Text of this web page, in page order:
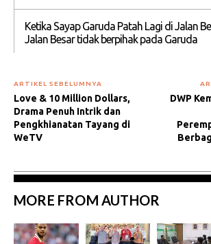
Ketika Sayap Garuda Patah Lagi di Jalan
Jalan Besar tidak berpihak pada Garuda
ARTIKEL SEBELUMNYA
Love & 10 Million Dollars,
Drama Penuh Intrik dan
Pengkhianatan Tayang di
WeTV
DWP
MORE FROM AUTHOR